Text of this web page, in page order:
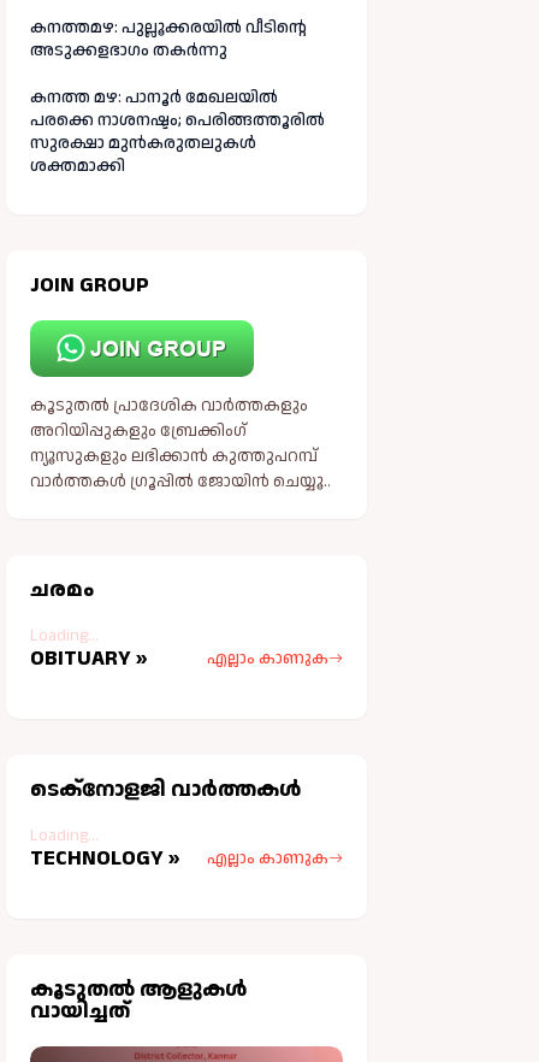
കനത്തമഴ: പുല്ലൂക്കരയിൽ വീടിന്റെ
അടുക്കളഭാഗം തകർന്നു
കനത്ത മഴ: പാനൂർ മേഖലയിൽ
പരക്കെ നാശനഷ്ടം; പെരിങ്ങത്തൂരിൽ
സുരക്ഷാ മുൻകരുതലുകൾ
ശക്തമാക്കി
JOIN GROUP
കൂടുതൽ പ്രാദേശിക വാർത്തകളും
അറിയിപ്പുകളും ബ്രേക്കിംഗ്
ന്യൂസുകളും ലഭിക്കാൻ കുത്തുപറമ്പ്
വാർത്തകൾ ഗ്രൂപ്പിൽ ജോയിൻ ചെയ്യൂ..
ചരമം
Loading...
OBITUARY » എല്ലാം കാണുക
ടെക്നോളജി വാർത്തകള്‍
Loading...
TECHNOLOGY » എല്ലാം കാണുക
കൂടുതല്‍ ആളുകള്‍
വായിച്ചത്